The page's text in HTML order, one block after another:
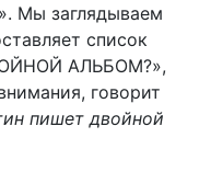
Мы заглядываем
список
АЛЬБОМ?»,
говорит
пишет двойной